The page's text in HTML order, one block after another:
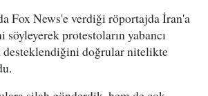
Fox News'e verdiği röportajda İran'a
protestoların yabancı
desteklendiğini doğrular nitelikte